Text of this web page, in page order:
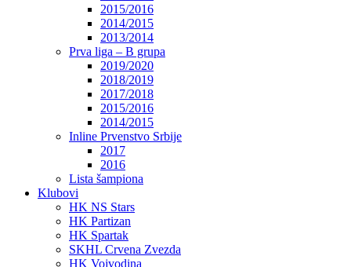
2015/2016
2014/2015
2013/2014
Prva liga – B grupa
2019/2020
2018/2019
2017/2018
2015/2016
2014/2015
Inline Prvenstvo Srbije
2017
2016
Lista šampiona
Klubovi
HK NS Stars
HK Partizan
HK Spartak
SKHL Crvena Zvezda
HK Vojvodina